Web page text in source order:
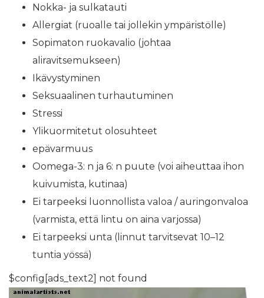
Nokka- ja sulkatauti
Allergiat (ruoalle tai jollekin ympäristölle)
Sopimaton ruokavalio (johtaa
aliravitsemukseen)
Ikävystyminen
Seksuaalinen turhautuminen
Stressi
Ylikuormitetut olosuhteet
epävarmuus
Oomega-3: n ja 6: n puute (voi aiheuttaa ihon
kuivumista, kutinaa)
Ei tarpeeksi luonnollista valoa / auringonvaloa
(varmista, että lintu on aina varjossa)
Ei tarpeeksi unta (linnut tarvitsevat 10–12
tuntia yössä)
$config[ads_text2] not found